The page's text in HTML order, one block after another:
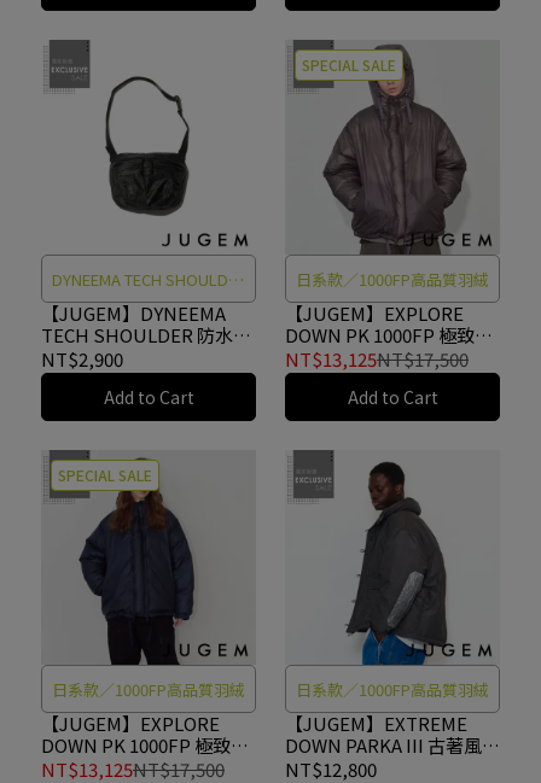
DYNEEMA TECH SHOULDER
防水肩背包
【JUGEM】DYNEEMA
TECH SHOULDER 防水肩
背包 BLACK
#4G2120430188
NT$2,900
Add to Cart
SPECIAL SALE
日系款／1000FP高品質羽絨
【JUGEM】EXPLORE
DOWN PK 1000FP 極致保
暖輕盈羽絨外套 GRAY
#4F920020139
NT$13,125NT$17,500
Add to Cart
SPECIAL SALE
日系款／1000FP高品質羽絨
【JUGEM】EXPLORE
DOWN PK 1000FP 極致保
暖輕盈羽絨外套 NAVY
NT$13,125NT$17,500
日系款／1000FP高品質羽絨
【JUGEM】EXTREME
DOWN PARKA III 古著風極
致保暖羽絨外套 GRAY
NT$12,800